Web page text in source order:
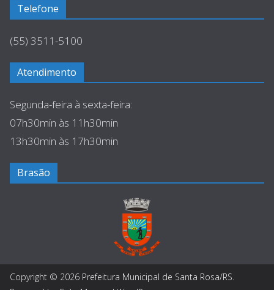
Telefone
(55) 3511-5100
Atendimento
Segunda-feira à sexta-feira:
07h30min às 11h30min
13h30min às 17h30min
Brasão
Copyright © 2026 Prefeitura Municipal de Santa Rosa/RS.